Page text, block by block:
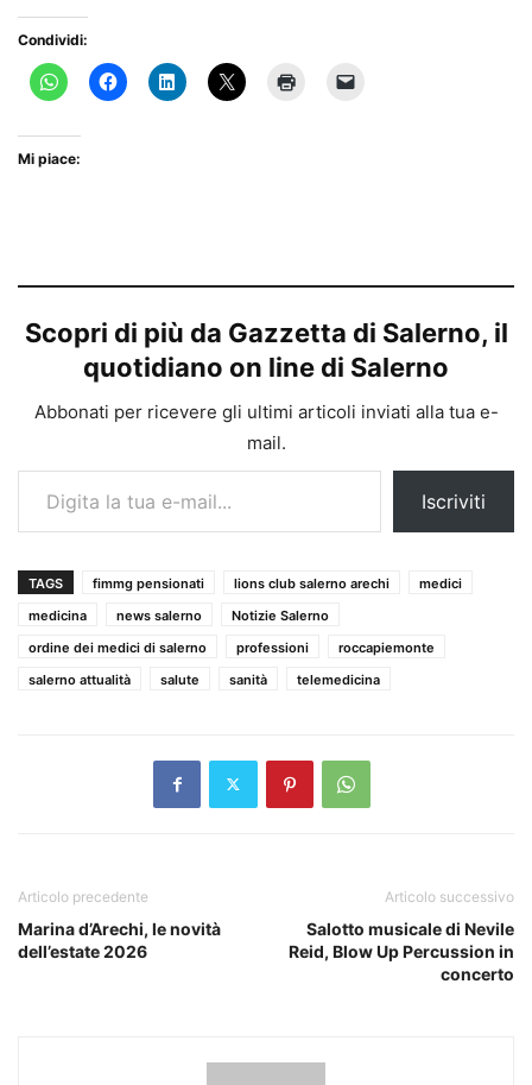
Condividi:
Mi piace:
Scopri di più da Gazzetta di Salerno, il
quotidiano on line di Salerno
Abbonati per ricevere gli ultimi articoli inviati alla tua e-
mail.
Digita la tua e-mail...
Iscriviti
TAGS fimmg pensionati lions club salerno arechi
medici
medicina
news salerno
Notizie Salerno
ordine dei medici di salerno
professioni
roccapiemonte
salerno attualità
salute sanità telemedicina
Articolo precedente
Marina d’Arechi, le novità
dell’estate 2026
Articolo successivo
Salotto musicale di Nevile
Reid, Blow Up Percussion in
concerto